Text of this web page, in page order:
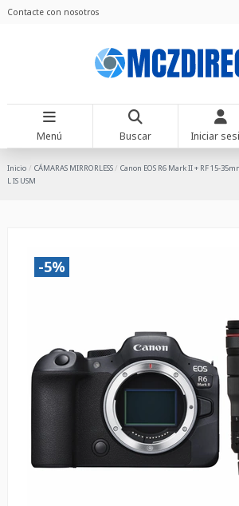
Contacte con nosotros
Menú Buscar Iniciar
Inicio CÁMARAS MIRRORLESS
Canon EOS R6 Mark II + RF 15-
L IS USM
-5%